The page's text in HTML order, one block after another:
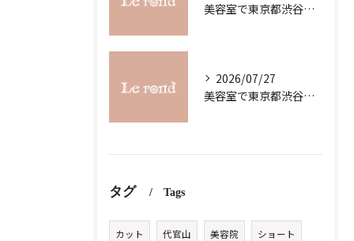
美容室で東京都渋谷区代官山町のスキルアップを目指す最新ガイド
2026/07/27
美容室で東京都渋谷区代官山町の求人条件を詳しく比較し理想の職場を見つけるコツ
タグ Tags
カット 代官山 美容院 ショート